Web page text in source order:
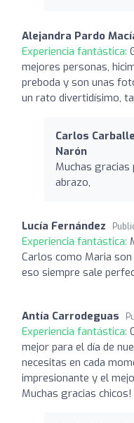
Alejandra Pardo
Experiencia fantástica:
mejores personas,
preboda y son unas
un rato divertidísimo,
Carlos
Narón
Muchas gracias
abrazo,
Lucía Fernández
Experiencia fantástica:
Carlos como Maria
eso siempre sale
Antía Carrodeguas
Experiencia fantástica:
mejor para el día de
necesitas en cada
impresionante y el
Muchas gracias chicos!